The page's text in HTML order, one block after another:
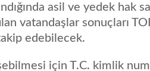
asil ve yedek hak
vatandaşlar sonuçları
edebilecek.
için T.C. kimlik